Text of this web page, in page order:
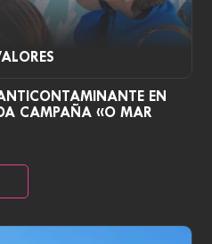
EN
CAMPAÑA «O MAR